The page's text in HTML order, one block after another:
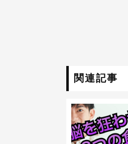
関連記事